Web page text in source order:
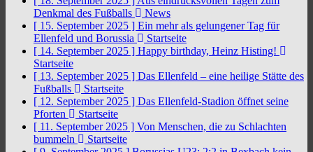
Denkmal des Fußballs
News
[ 15. September 2025 ] Ein mehr als gelungener Tag für
Ellenfeld und Borussia
Startseite
[ 14. September 2025 ] Happy birthday, Heinz Histing!
Startseite
[ 13. September 2025 ] Das Ellenfeld – eine heilige Stätte des
Fußballs
Startseite
[ 12. September 2025 ] Das Ellenfeld-Stadion öffnet seine
Pforten
Startseite
[ 11. September 2025 ] Von Menschen, die zu Schlachten
bummeln
Startseite